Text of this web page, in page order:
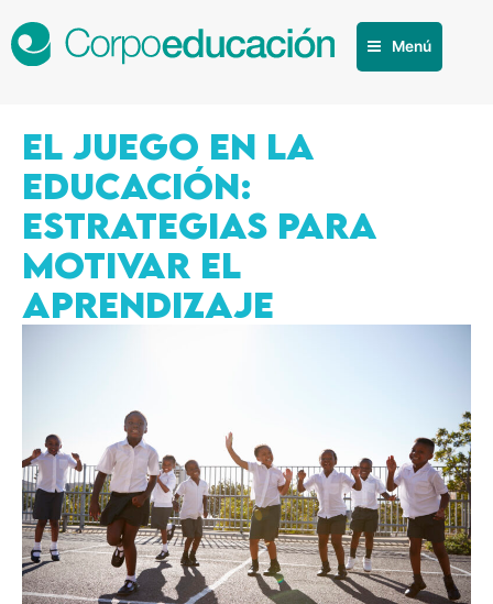
Menú
El juego en la
educación:
estrategias para
motivar el
aprendizaje